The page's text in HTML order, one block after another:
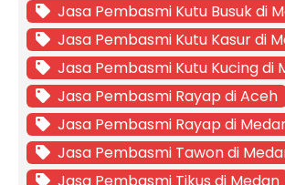
Jasa Pembasmi Kutu Busuk di
Jasa Pembasmi Kutu Kasur di
Jasa Pembasmi Kutu Kucing di
Jasa Pembasmi Rayap di Aceh
Jasa Pembasmi Rayap di
Jasa Pembasmi Tawon di
Jasa Pembasmi Tikus di Medan